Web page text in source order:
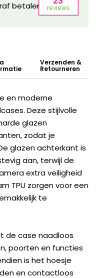
betalen mogelijk!
Verzenden &
Retourneren
en moderne
Deze stijlvolle
glazen
zodat je
glazen achterkant is
aan, terwijl de
extra veiligheid
TPU zorgen voor een
te
de case naadloos
poorten en functies
is het hoesje
en contactloos